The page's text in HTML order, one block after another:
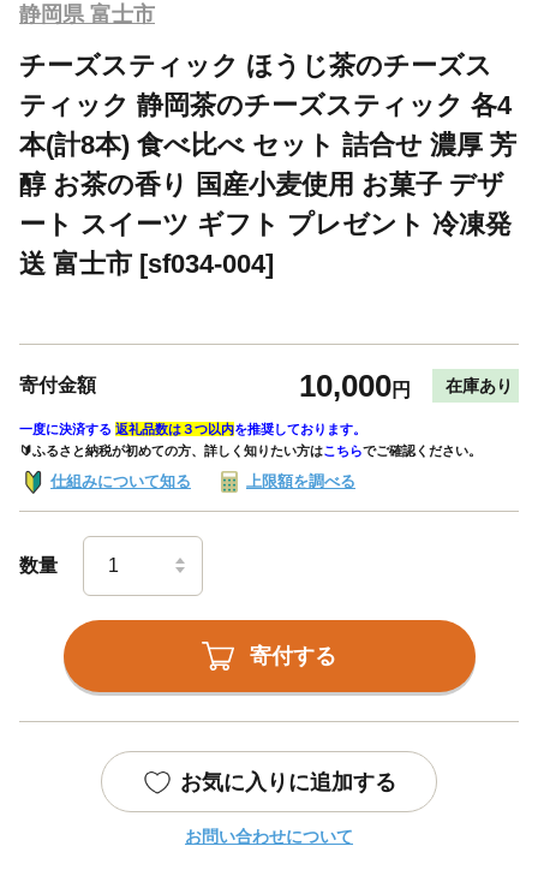
静岡県 富士市
チーズスティック ほうじ茶のチーズス
ティック 静岡茶のチーズスティック 各4
本(計8本) 食べ比べ セット 詰合せ 濃厚 芳
醇 お茶の香り 国産小麦使用 お菓子 デザ
ート スイーツ ギフト プレゼント 冷凍発
送 富士市 [sf034-004]
寄付金額 10,000円 在庫あり
一度に決済する 返礼品数は３つ以内を推奨しております。
🔰ふるさと納税が初めての方、詳しく知りたい方はこちらでご確認ください。
仕組みについて知る 上限額を調べる
数量
寄付する
お気に入りに追加する
お問い合わせについて